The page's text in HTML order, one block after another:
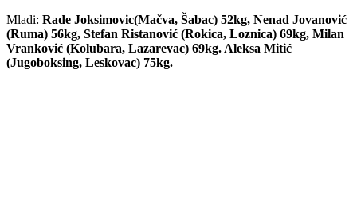
Mladi: Rade Joksimovic(Mačva, Šabac) 52kg, Nenad Jovanović
(Ruma) 56kg, Stefan Ristanović (Rokica, Loznica) 69kg, Milan
Vranković (Kolubara, Lazarevac) 69kg. Aleksa Mitić
(Jugoboksing, Leskovac) 75kg.